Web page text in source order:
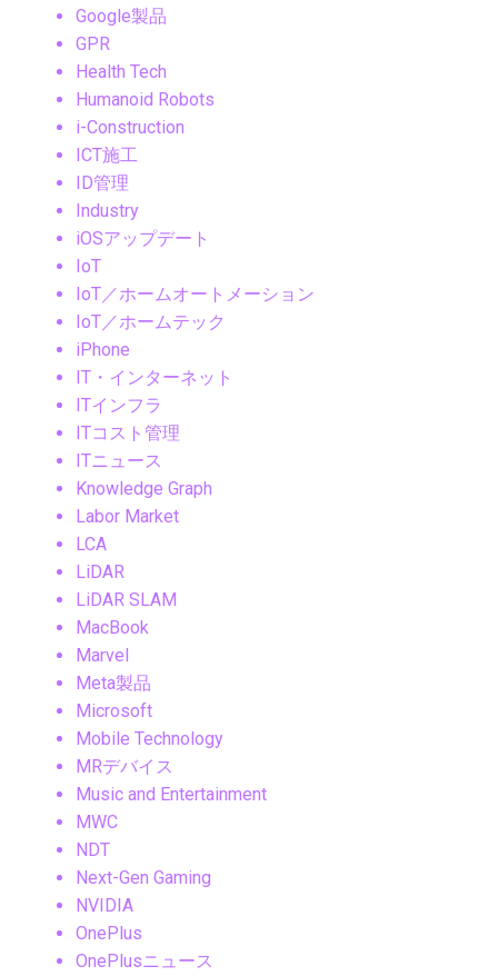
Google製品
GPR
Health Tech
Humanoid Robots
i-Construction
ICT施工
ID管理
Industry
iOSアップデート
IoT
IoT／ホームオートメーション
IoT／ホームテック
iPhone
IT・インターネット
ITインフラ
ITコスト管理
ITニュース
Knowledge Graph
Labor Market
LCA
LiDAR
LiDAR SLAM
MacBook
Marvel
Meta製品
Microsoft
Mobile Technology
MRデバイス
Music and Entertainment
MWC
NDT
Next-Gen Gaming
NVIDIA
OnePlus
OnePlusニュース